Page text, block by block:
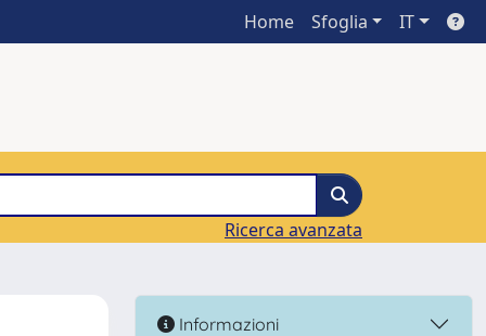
Home Sfoglia IT
Ricerca avanzata
Informazioni